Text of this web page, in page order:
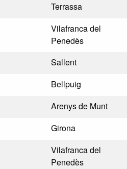
Terrassa
Vilafranca del
Penedès
Sallent
Bellpuig
Arenys de Munt
Girona
Vilafranca del
Penedès